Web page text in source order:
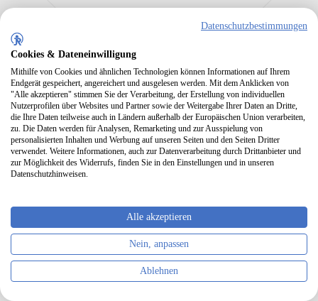
5 / 5
06.08.2026 Studentenvermittlung
Datenschutzbestimmungen
Cookies & Dateneinwilligung
Mithilfe von Cookies und ähnlichen Technologien können Informationen auf Ihrem
Endgerät gespeichert, angereichert und ausgelesen werden. Mit dem Anklicken von
"Alle akzeptieren" stimmen Sie der Verarbeitung, der Erstellung von individuellen
Nutzerprofilen über Websites und Partner sowie der Weitergabe Ihrer Daten an Dritte,
die Ihre Daten teilweise auch in Ländern außerhalb der Europäischen Union verarbeiten,
zu. Die Daten werden für Analysen, Remarketing und zur Ausspielung von
personalisierten Inhalten und Werbung auf unseren Seiten und den Seiten Dritter
verwendet. Weitere Informationen, auch zur Datenverarbeitung durch Drittanbieter und
zur Möglichkeit des Widerrufs, finden Sie in den Einstellungen und in unseren
Datenschutzhinweisen.
Alle akzeptieren
Nein, anpassen
Ablehnen